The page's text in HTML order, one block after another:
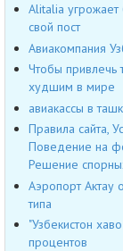
Alitalia угрожает
свой пост
Авиакомпания
Чтобы привлечь
худшим в мире
авиакассы в
Правила сайта,
Поведение на
Решение
Аэропорт Актау
типа
"Узбекистон
процентов